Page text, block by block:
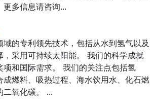
多信息请咨询...
域的专利领先技术，包括从水到氢气以及
，采用可持续太阳能。 我们的科学成就
项和国际需求。 我们的关注点包括氢
成燃料、吸热过程、海水饮用水、化石燃
二氧化碳。 ...